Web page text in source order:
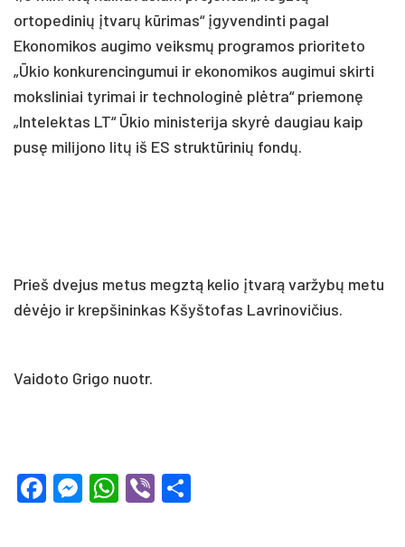
ortopedinių įtvarų kūrimas“ įgyvendinti pagal
Ekonomikos augimo veiksmų programos prioriteto
„Ūkio konkurencingumui ir ekonomikos augimui skirti
moksliniai tyrimai ir technologinė plėtra“ priemonę
„Intelektas LT“ Ūkio ministerija skyrė daugiau kaip
pusę milijono litų iš ES struktūrinių fondų.
Prieš dvejus metus megztą kelio įtvarą varžybų metu
dėvėjo ir krepšininkas Kšyštofas Lavrinovičius.
Vaidoto Grigo nuotr.
Facebook
Messenger
WhatsApp
Viber